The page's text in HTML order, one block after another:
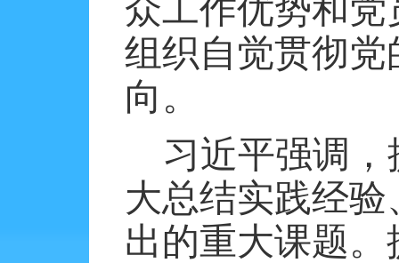
众工作优势和
组织自觉贯彻
向。
习近平强调
大总结实践经
出的重大课题